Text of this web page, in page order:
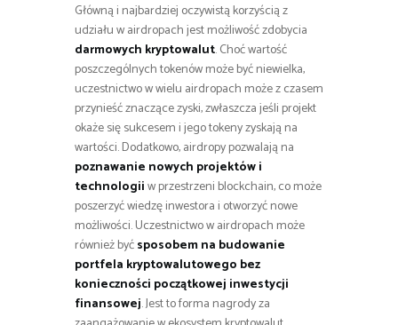
Główną i najbardziej oczywistą korzyścią z
udziału w airdropach jest możliwość zdobycia
darmowych kryptowalut. Choć wartość
poszczególnych tokenów może być niewielka,
uczestnictwo w wielu airdropach może z czasem
przynieść znaczące zyski, zwłaszcza jeśli projekt
okaże się sukcesem i jego tokeny zyskają na
wartości. Dodatkowo, airdropy pozwalają na
poznawanie nowych projektów i
technologiiw przestrzeni blockchain, co może
poszerzyć wiedzę inwestora i otworzyć nowe
możliwości. Uczestnictwo w airdropach może
również byćsposobem na budowanie
portfela kryptowalutowego bez
konieczności początkowej inwestycji
finansowej. Jest to forma nagrody za